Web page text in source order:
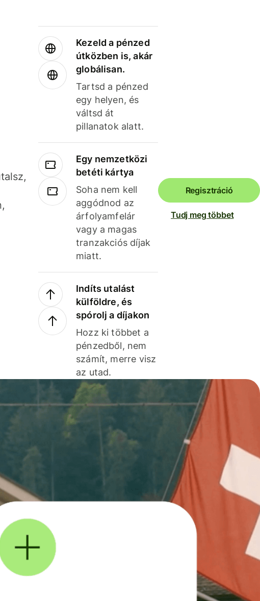
Kezeld a pénzed
útközben is, akár
globálisan.
Tartsd a pénzed
egy helyen, és
váltsd át
pillanatok alatt.
Egy nemzetközi
betéti kártya
Soha nem kell
aggódnod az
árfolyamfelár
vagy a magas
tranzakciós díjak
miatt.
Indíts utalást
külföldre, és
spórolj a díjakon
Hozz ki többet a
pénzedből, nem
számít, merre visz
az utad.
Regisztráció
Tudj meg többet